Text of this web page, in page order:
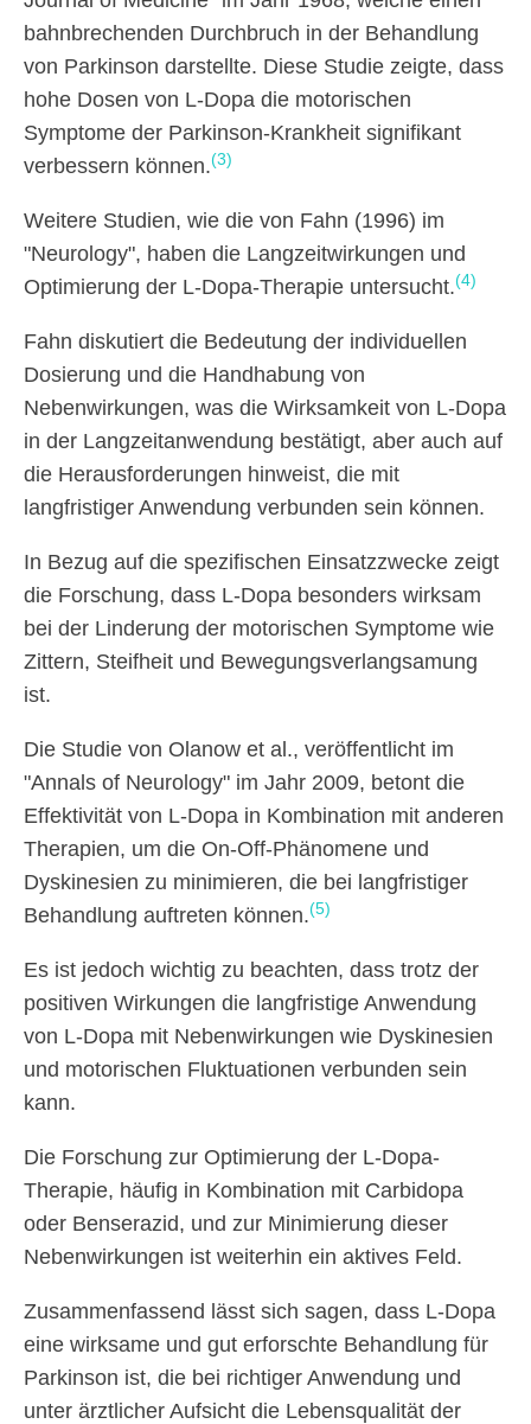
bahnbrechenden Durchbruch in der Behandlung
von Parkinson darstellte. Diese Studie zeigte, dass
hohe Dosen von L-Dopa die motorischen
Symptome der Parkinson-Krankheit signifikant
verbessern können.(3)
Weitere Studien, wie die von Fahn (1996) im
"Neurology", haben die Langzeitwirkungen und
Optimierung der L-Dopa-Therapie untersucht.(4)
Fahn diskutiert die Bedeutung der individuellen
Dosierung und die Handhabung von
Nebenwirkungen, was die Wirksamkeit von L-Dopa
in der Langzeitanwendung bestätigt, aber auch auf
die Herausforderungen hinweist, die mit
langfristiger Anwendung verbunden sein können.
In Bezug auf die spezifischen Einsatzzwecke zeigt
die Forschung, dass L-Dopa besonders wirksam
bei der Linderung der motorischen Symptome wie
Zittern, Steifheit und Bewegungsverlangsamung
ist.
Die Studie von Olanow et al., veröffentlicht im
"Annals of Neurology" im Jahr 2009, betont die
Effektivität von L-Dopa in Kombination mit anderen
Therapien, um die On-Off-Phänomene und
Dyskinesien zu minimieren, die bei langfristiger
Behandlung auftreten können.(5)
Es ist jedoch wichtig zu beachten, dass trotz der
positiven Wirkungen die langfristige Anwendung
von L-Dopa mit Nebenwirkungen wie Dyskinesien
und motorischen Fluktuationen verbunden sein
kann.
Die Forschung zur Optimierung der L-Dopa-
Therapie, häufig in Kombination mit Carbidopa
oder Benserazid, und zur Minimierung dieser
Nebenwirkungen ist weiterhin ein aktives Feld.
Zusammenfassend lässt sich sagen, dass L-Dopa
eine wirksame und gut erforschte Behandlung für
Parkinson ist, die bei richtiger Anwendung und
unter ärztlicher Aufsicht die Lebensqualität der